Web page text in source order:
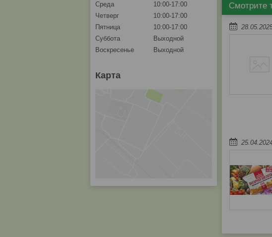
Среда
10:00-17:00
Четверг
10:00-17:00
Пятница
10:00-17:00
Суббота
Выходной
Воскресенье
Выходной
Карта